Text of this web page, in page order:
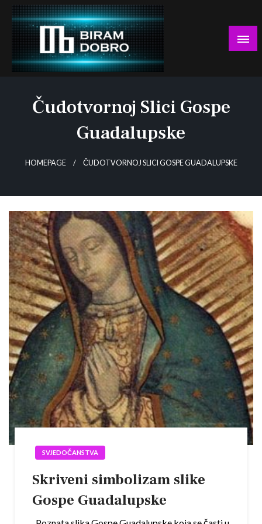
Skip
content
Čudotvornoj Slici Gospe
Guadalupske
HOMEPAGE ČUDOTVORNOJ SLICI GOSPE GUADALUPSKE
SVJEDOČANSTVA
Skriveni simbolizam slike
Gospe Guadalupske